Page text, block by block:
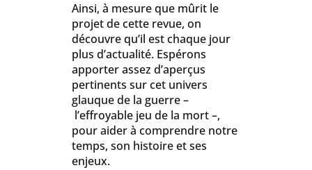
Ainsi, à mesure que mûrit le
projet de cette revue, on
découvre qu’il est chaque jour
plus d’actualité. Espérons
apporter assez d’aperçus
pertinents sur cet univers
glauque de la guerre –
l’effroyable jeu de la mort –,
pour aider à comprendre notre
temps, son histoire et ses
enjeux.